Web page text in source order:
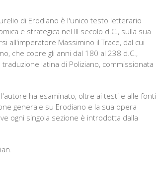
di Erodiano è l'unico testo letterario
e strategica nel III secolo d.C., sulla sua
all'imperatore Massimino il Trace, dal cui
che copre gli anni dal 180 al 238 d.C.,
latina di Poliziano, commissionata
ha esaminato, oltre ai testi e alle fonti
generale su Erodiano e la sua opera
ogni singola sezione è introdotta dalla